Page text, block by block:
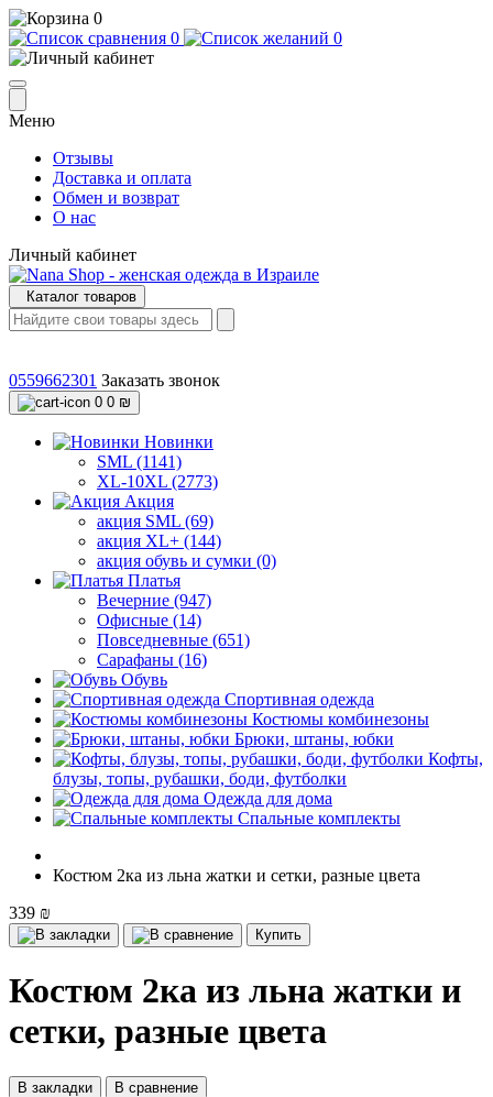
0
0
0
Меню
Отзывы
Доставка и оплата
Обмен и возврат
О нас
Личный кабинет
Каталог товаров
0559662301 Заказать звонок
0 0 ₪
Новинки
SML (1141)
XL-10XL (2773)
Акция
акция SML (69)
акция XL+ (144)
акция обувь и сумки (0)
Платья
Вечерние (947)
Офисные (14)
Повседневные (651)
Сарафаны (16)
Обувь
Спортивная одежда
Костюмы комбинезоны
Брюки, штаны, юбки
Кофты,
блузы, топы, рубашки, боди, футболки
Одежда для дома
Спальные комплекты
Костюм 2ка из льна жатки и сетки, разные цвета
339 ₪
Купить
Костюм 2ка из льна жатки и
сетки, разные цвета
В закладки В сравнение